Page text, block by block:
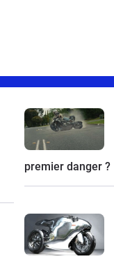
premier danger ?